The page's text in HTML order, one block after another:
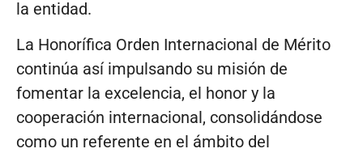
la entidad.
La Honorífica Orden Internacional de Mérito
continúa así impulsando su misión de
fomentar la excelencia, el honor y la
cooperación internacional, consolidándose
como un referente en el ámbito del